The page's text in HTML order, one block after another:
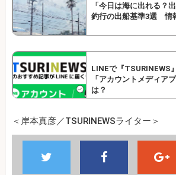
「今日は海に出れる？
釣行の出船基準3選 情
LINEで『TSURINEWS
「アカウントメディア
は？
＜岸本真彦／TSURINEWSライター＞